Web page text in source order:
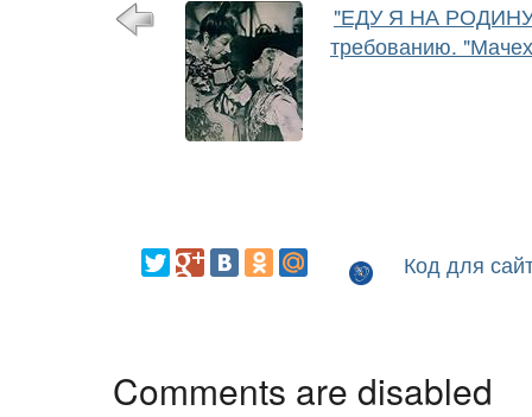
"ЕДУ Я НА
требованию.
Код для
Comments are disabled